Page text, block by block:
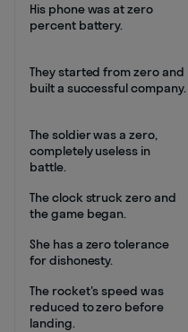
His phone was at zero
percent battery.
They started from zero and
built a successful company.
The soldier was a zero,
completely useless in
battle.
The clock struck zero and
the game began.
She has a zero tolerance
for dishonesty.
The rocket's speed was
reduced to zero before
landing.